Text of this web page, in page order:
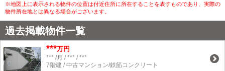
※地図上に表示される物件の位置は付近住所に所在することを表すものであり、実際の
物件所在地とは異なる場合がございます。
過去掲載物件一覧
***万円
*** /月 / *** / ***
7階建 / 中古マンション/鉄筋コンクリート